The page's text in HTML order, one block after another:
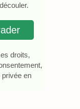
droits,
privée en